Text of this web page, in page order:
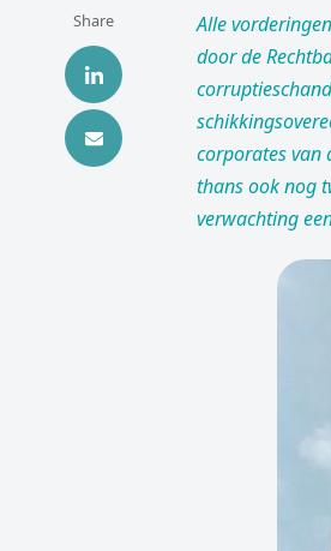
Share
Alle
door de
corporates van
thans ook nog
verwachting